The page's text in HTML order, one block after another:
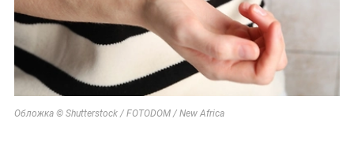
Обложка © Shutterstock / FOTODOM / New Africa